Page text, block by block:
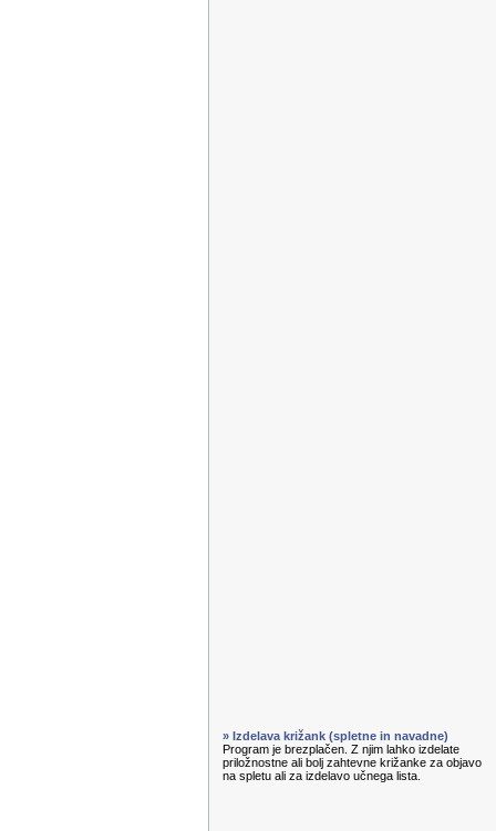
» Izdelava križank (spletne in navadne)
Program je brezplačen. Z njim lahko izdelate
priložnostne ali bolj zahtevne križanke za objavo
na spletu ali za izdelavo učnega lista.